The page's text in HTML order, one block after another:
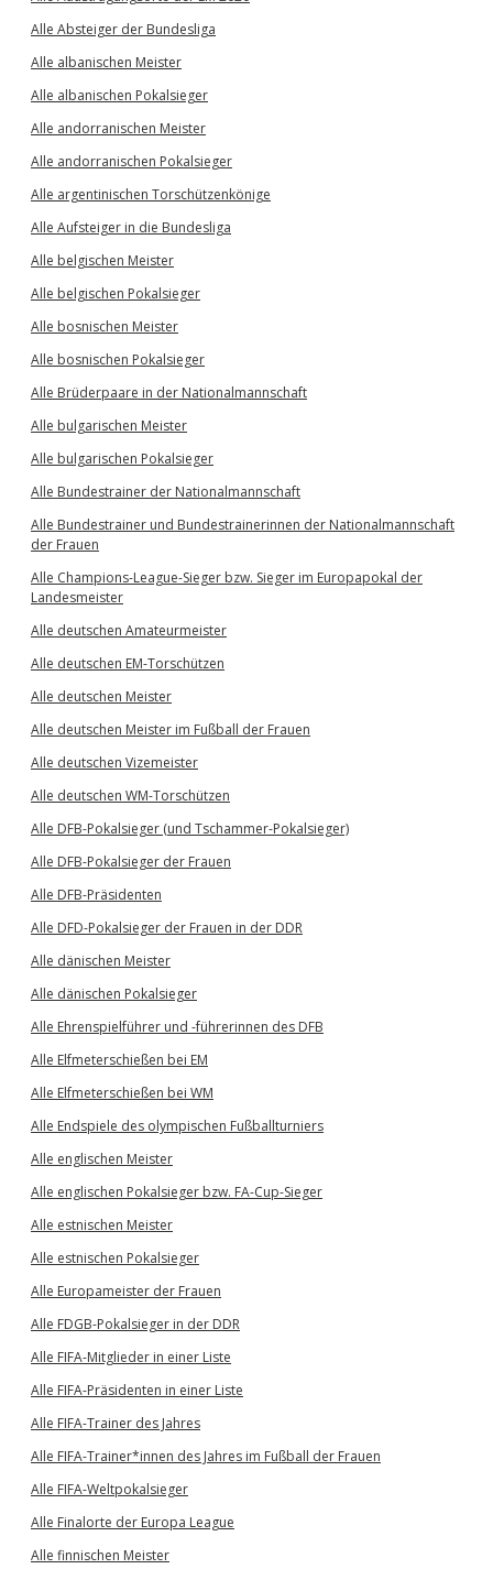
Alle Absteiger der Bundesliga
Alle albanischen Meister
Alle albanischen Pokalsieger
Alle andorranischen Meister
Alle andorranischen Pokalsieger
Alle argentinischen Torschützenkönige
Alle Aufsteiger in die Bundesliga
Alle belgischen Meister
Alle belgischen Pokalsieger
Alle bosnischen Meister
Alle bosnischen Pokalsieger
Alle Brüderpaare in der Nationalmannschaft
Alle bulgarischen Meister
Alle bulgarischen Pokalsieger
Alle Bundestrainer der Nationalmannschaft
Alle Bundestrainer und Bundestrainerinnen der Nationalmannschaft
der Frauen
Alle Champions-League-Sieger bzw. Sieger im Europapokal der
Landesmeister
Alle deutschen Amateurmeister
Alle deutschen EM-Torschützen
Alle deutschen Meister
Alle deutschen Meister im Fußball der Frauen
Alle deutschen Vizemeister
Alle deutschen WM-Torschützen
Alle DFB-Pokalsieger (und Tschammer-Pokalsieger)
Alle DFB-Pokalsieger der Frauen
Alle DFB-Präsidenten
Alle DFD-Pokalsieger der Frauen in der DDR
Alle dänischen Meister
Alle dänischen Pokalsieger
Alle Ehrenspielführer und -führerinnen des DFB
Alle Elfmeterschießen bei EM
Alle Elfmeterschießen bei WM
Alle Endspiele des olympischen Fußballturniers
Alle englischen Meister
Alle englischen Pokalsieger bzw. FA-Cup-Sieger
Alle estnischen Meister
Alle estnischen Pokalsieger
Alle Europameister der Frauen
Alle FDGB-Pokalsieger in der DDR
Alle FIFA-Mitglieder in einer Liste
Alle FIFA-Präsidenten in einer Liste
Alle FIFA-Trainer des Jahres
Alle FIFA-Trainer*innen des Jahres im Fußball der Frauen
Alle FIFA-Weltpokalsieger
Alle Finalorte der Europa League
Alle finnischen Meister